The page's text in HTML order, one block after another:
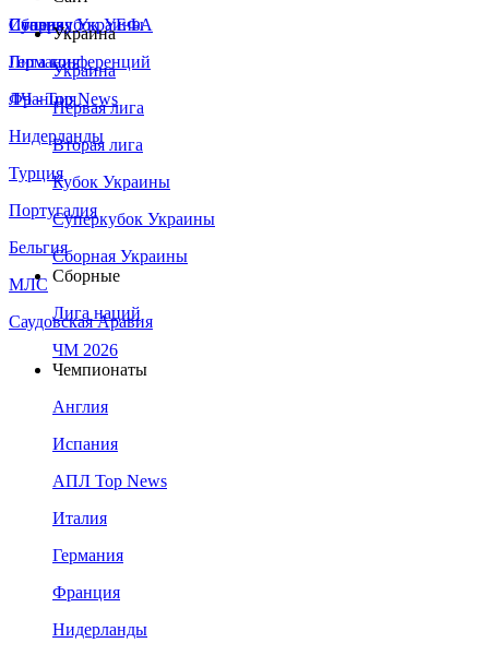
Сборная Украины
Италия
Германия
Франция
Нидерланды
Турция
Португалия
Бельгия
МЛС
Саудовская Аравия
Суперкубок УЕФА
Лига конференций
ЛЧ - Top News
Украина
Украина
Первая лига
Вторая лига
Кубок Украины
Суперкубок Украины
Сборная Украины
Сборные
Лига наций
ЧМ 2026
Чемпионаты
Англия
Испания
АПЛ Top News
Италия
Германия
Франция
Нидерланды